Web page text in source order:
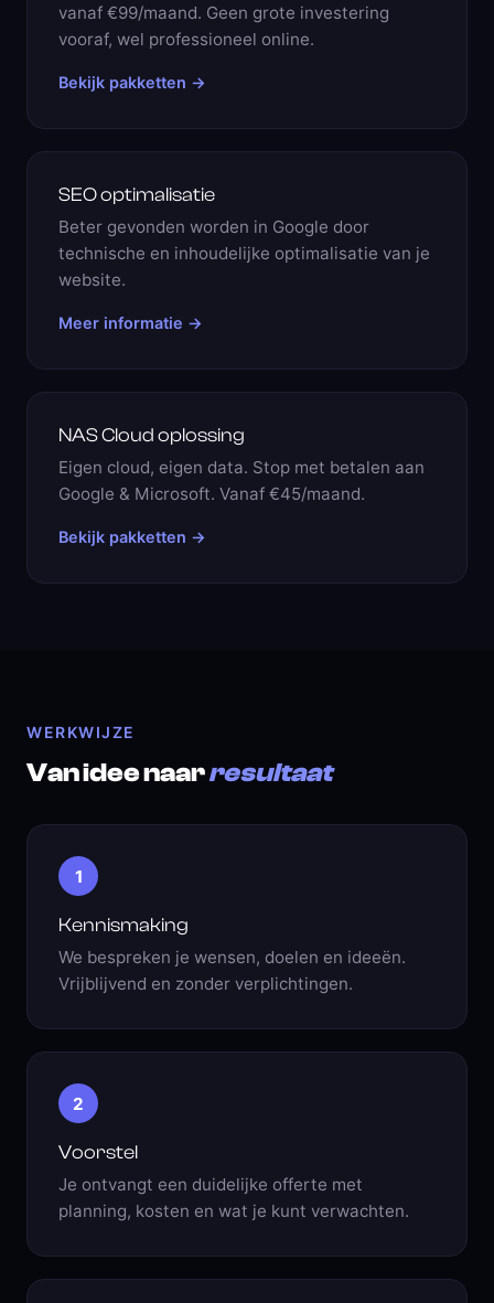
vanaf €99/maand. Geen grote investering
vooraf, wel professioneel online.
Bekijk pakketten →
SEO optimalisatie
Beter gevonden worden in Google door
technische en inhoudelijke optimalisatie van je
website.
Meer informatie →
NAS Cloud oplossing
Eigen cloud, eigen data. Stop met betalen aan
Google & Microsoft. Vanaf €45/maand.
Bekijk pakketten →
WERKWIJZE
Van idee naarresultaat
1
Kennismaking
We bespreken je wensen, doelen en ideeën.
Vrijblijvend en zonder verplichtingen.
2
Voorstel
Je ontvangt een duidelijke offerte met
planning, kosten en wat je kunt verwachten.